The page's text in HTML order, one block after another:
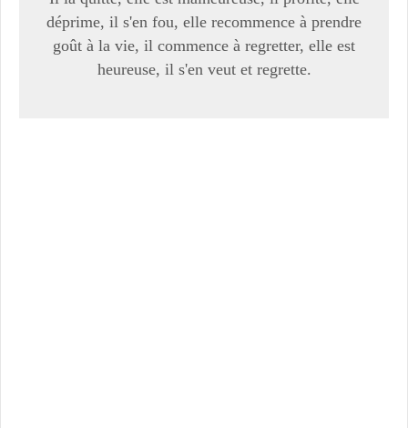
déprime, il s'en fou, elle recommence à prendre
goût à la vie, il commence à regretter, elle est
heureuse, il s'en veut et regrette.